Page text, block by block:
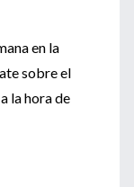
en la
sobre el
la hora de